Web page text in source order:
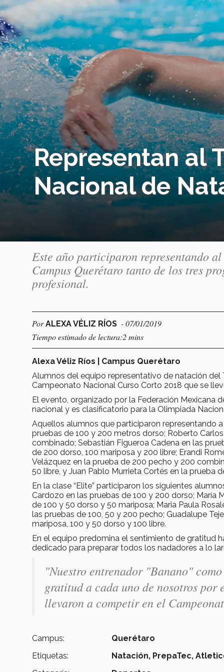
Representan al
Nacional de
Este año participaron representando
Campus Querétaro tanto de los tres
profesional.
PorALEXA VÉLIZ RÍOS - 07/01/2019
Tiempo estimado de lectura:2 mins
Alexa Véliz Ríos | Campus Querétaro
Alumnos del equipo representativo de natación
Campeonato Nacional Curso Corto 2018 que se
El evento, organizado por la Federación Mexicana
nacional y es clasificatorio para la Olimpiada
Aquellos alumnos que participaron representando
pruebas de 100 y 200 metros dorso; Roberto
combinado; Sebastián Figueroa Cadena en las
de 200 dorso, 100 mariposa y 200 libre; Erandi
Velázquez en la prueba de 200 pecho y 200
50 libre, y Juan Pablo Murrieta Cortés en la prueba
En la clase “Elite” participaron los siguientes
Cardozo en las pruebas de 100 y 200 dorso; María
de 100 y 50 dorso y 50 mariposa; Maria Paula
las pruebas de 100, 50 y 200 pecho; Guadalupe
mariposa, 100 y 50 dorso y 100 libre.
En el equipo predomina el sentimiento de gratitud
dedicado para preparar todos los nadadores a lo
"Nuestro entrenador "Banano"
gratitud a cada uno de nosotros por
llevaron a competir en el
Campus:
Querétaro
Etiquetas:
Natación, PrepaTec,